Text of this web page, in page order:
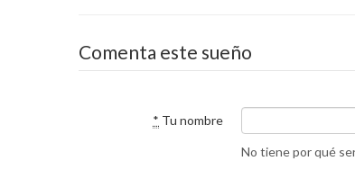
Comenta este sueño
* Tu nombre
No tiene por qué